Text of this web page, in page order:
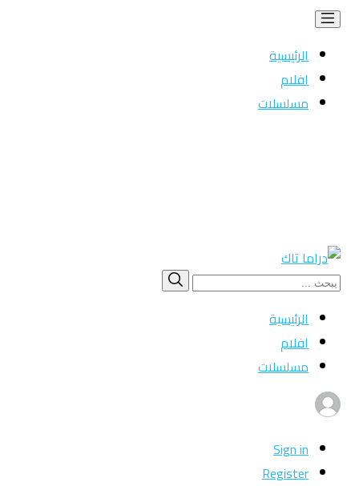
الرئيسية
افلام
مسلسلات
Search
بحث
الرئيسية
افلام
مسلسلات
Sign in
Register